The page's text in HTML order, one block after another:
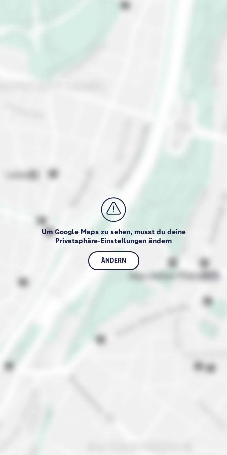
solltest du dir nicht entgehen lassen. Notiere dir als
Um Google Maps zu sehen, musst du deine
Privatsphäre-Einstellungen ändern
ÄNDERN